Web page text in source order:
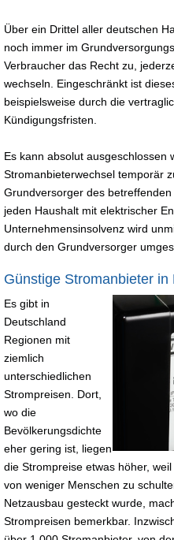
Über ein Drittel aller deutschen
noch immer im
Verbraucher das Recht zu,
wechseln. Eingeschränkt ist
beispielsweise durch die
Kündigungsfristen.
Es kann absolut ausgeschlossen
Stromanbieterwechsel temporär
Grundversorger des
jeden Haushalt mit elektrischer
Unternehmensinsolvenz wird
durch den Grundversorger
Günstige Stromanbieter in
Es gibt in
Deutschland
Regionen mit
ziemlich
unterschiedlichen
Strompreisen. Dort,
wo die
Bevölkerungsdichte
eher gering ist, liegen
die Strompreise etwas höher,
von weniger Menschen zu
Netzausbau gesteckt wurde,
Strompreisen bemerkbar.